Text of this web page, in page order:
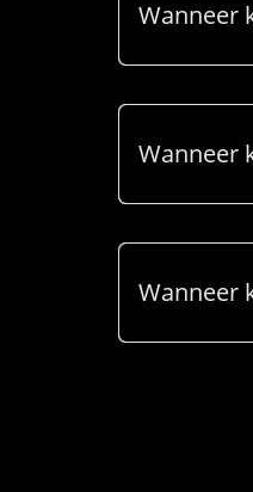
Wanneer
Wanneer
Wanneer